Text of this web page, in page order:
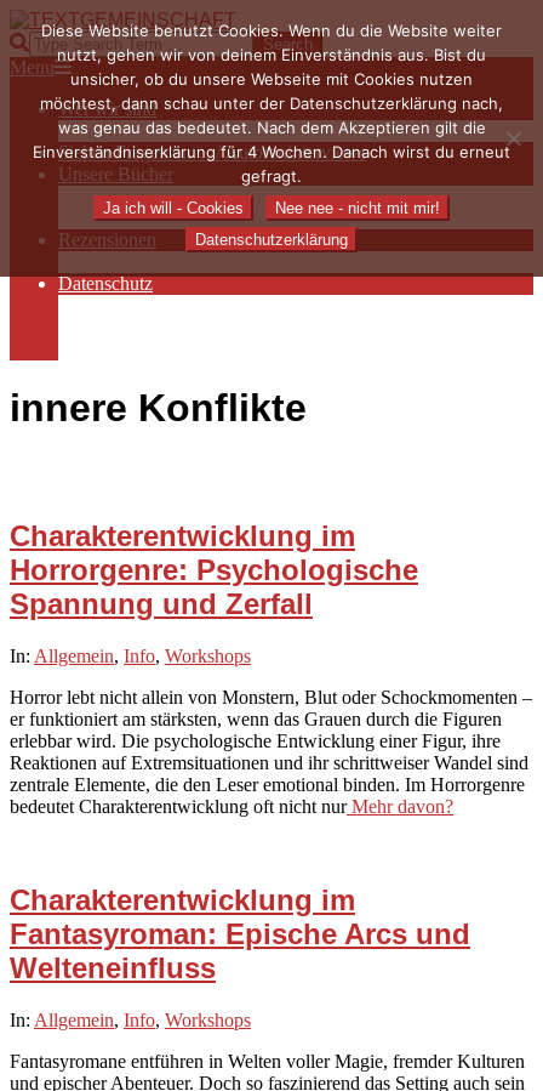
Skip
to
content
TEXTGEMEINSCHAFT
Search
Primary
Navigation
Menu
Menu
Wer wir sind
Die Hauptakteurinnen
Sieben Fragen an… / Autoreninterviews
Unsere Bücher
Autorenservices
Autorenprofile
Rezensionen
Datenschutz
innere Konflikte
Charakterentwicklung im
Horrorgenre: Psychologische
Spannung und Zerfall
2025-
09
In: Allgemein, Info, Workshops
Horror lebt nicht allein von Monstern, Blut oder Schockmomenten –
er funktioniert am stärksten, wenn das Grauen durch die Figuren
erlebbar wird. Die psychologische Entwicklung einer Figur, ihre
Reaktionen auf Extremsituationen und ihr schrittweiser Wandel sind
zentrale Elemente, die den Leser emotional binden. Im Horrorgenre
bedeutet Charakterentwicklung oft nicht nurMehr davon?
Charakterentwicklung im
Fantasyroman: Epische Arcs und
Welteneinfluss
2025-
06
In: Allgemein, Info, Workshops
Fantasyromane entführen in Welten voller Magie, fremder Kulturen
und epischer Abenteuer. Doch so faszinierend das Setting auch sein
Diese Website benutzt Cookies. Wenn du die Website weiter
nutzt, gehen wir von deinem Einverständnis aus. Bist du
unsicher, ob du unsere Webseite mit Cookies nutzen
möchtest, dann schau unter der Datenschutzerklärung nach,
was genau das bedeutet. Nach dem Akzeptieren gilt die
Einverständniserklärung für 4 Wochen. Danach wirst du erneut
gefragt.
Ja ich will - Cookies
Nee nee - nicht mit mir!
Datenschutzerklärung